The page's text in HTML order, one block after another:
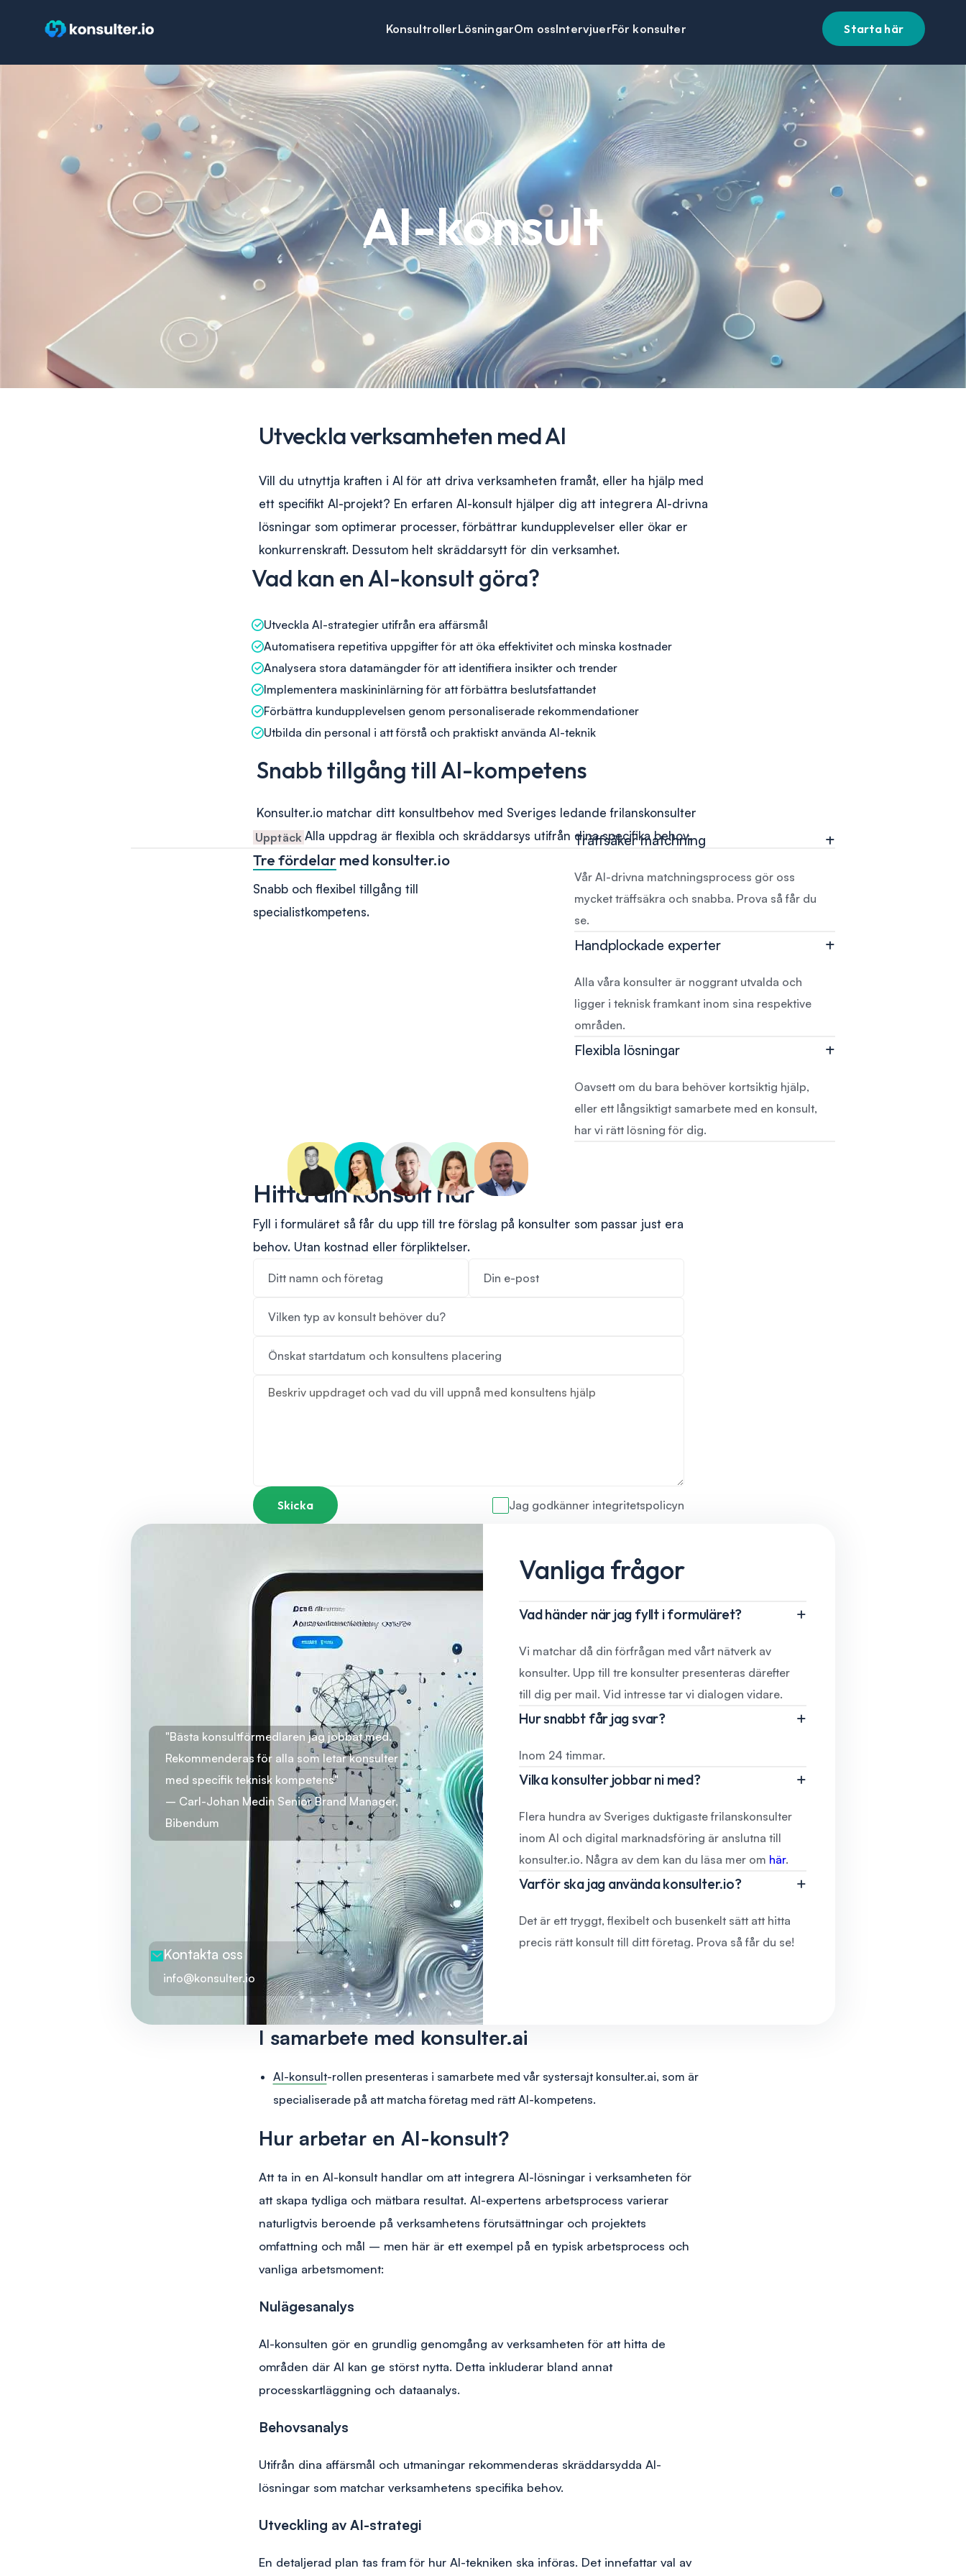
KonsultrollerLösningarOm ossIntervjuerFör konsulter Starta här
AI-konsult
Utveckla verksamheten med AI
Vill du utnyttja kraften i AI för att driva verksamheten framåt, eller ha hjälp med
ett specifikt AI-projekt? En erfaren AI-konsult hjälper dig att integrera AI-drivna
lösningar som optimerar processer, förbättrar kundupplevelser eller ökar er
konkurrenskraft. Dessutom helt skräddarsytt för din verksamhet.
Vad kan en AI-konsult göra?
Utveckla AI-strategier utifrån era affärsmål
Automatisera repetitiva uppgifter för att öka effektivitet och minska kostnader
Analysera stora datamängder för att identifiera insikter och trender
Implementera maskininlärning för att förbättra beslutsfattandet
Förbättra kundupplevelsen genom personaliserade rekommendationer
Utbilda din personal i att förstå och praktiskt använda AI-teknik
Snabb tillgång till AI-kompetens
Konsulter.io matchar ditt konsultbehov med Sveriges ledande frilanskonsulter
inom AI. Alla uppdrag är flexibla och skräddarsys utifrån dina specifika behov.
Upptäck
Tre fördelarmed konsulter.io
Snabb och flexibel tillgång till
specialistkompetens.
Träffsäker matchning
Vår AI-drivna matchningsprocess gör oss
mycket träffsäkra och snabba. Prova så får du
se.
Handplockade experter
Alla våra konsulter är noggrant utvalda och
ligger i teknisk framkant inom sina respektive
områden.
Flexibla lösningar
Oavsett om du bara behöver kortsiktig hjälp,
eller ett långsiktigt samarbete med en konsult,
har vi rätt lösning för dig.
Hitta din konsult här
Fyll i formuläret så får du upp till tre förslag på konsulter som passar just era
behov. Utan kostnad eller förpliktelser.
Jag godkänner integritetspolicyn
"Bästa konsultförmedlaren jag jobbat med.
Rekommenderas för alla som letar konsulter
med specifik teknisk kompetens"
– Carl-Johan Medin Senior Brand Manager,
Bibendum
Kontakta oss
info@konsulter.io
Vanliga frågor
Vad händer när jag fyllt i formuläret?
Vi matchar då din förfrågan med vårt nätverk av
konsulter. Upp till tre konsulter presenteras därefter
till dig per mail. Vid intresse tar vi dialogen vidare.
Hur snabbt får jag svar?
Inom 24 timmar.
Vilka konsulter jobbar ni med?
Flera hundra av Sveriges duktigaste frilanskonsulter
inom AI och digital marknadsföring är anslutna till
konsulter.io. Några av dem kan du läsa mer om här.
Varför ska jag använda konsulter.io?
Det är ett tryggt, flexibelt och busenkelt sätt att hitta
precis rätt konsult till ditt företag. Prova så får du se!
I samarbete med konsulter.ai
AI-konsult-rollen presenteras i samarbete med vår systersajt konsulter.ai, som är
specialiserade på att matcha företag med rätt AI-kompetens.
Hur arbetar en AI-konsult?
Att ta in en AI-konsult handlar om att integrera AI-lösningar i verksamheten för
att skapa tydliga och mätbara resultat. AI-expertens arbetsprocess varierar
naturligtvis beroende på verksamhetens förutsättningar och projektets
omfattning och mål – men här är ett exempel på en typisk arbetsprocess och
vanliga arbetsmoment:
Nulägesanalys
AI-konsulten gör en grundlig genomgång av verksamheten för att hitta de
områden där AI kan ge störst nytta. Detta inkluderar bland annat
processkartläggning och dataanalys.
Behovsanalys
Utifrån dina affärsmål och utmaningar rekommenderas skräddarsydda AI-
lösningar som matchar verksamhetens specifika behov.
Utveckling av AI-strategi
En detaljerad plan tas fram för hur AI-tekniken ska införas. Det innefattar val av